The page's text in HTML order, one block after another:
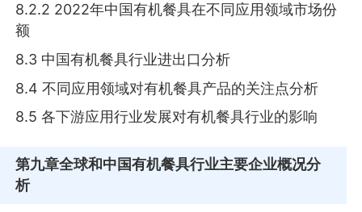
8.2.2 2022年中国有机餐具在不同应用领域市场份
额
8.3 中国有机餐具行业进出口分析
8.4 不同应用领域对有机餐具产品的关注点分析
8.5 各下游应用行业发展对有机餐具行业的影响
第九章全球和中国有机餐具行业主要企业概况分
析